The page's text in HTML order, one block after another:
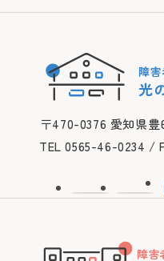
障
光
〒470-0376 愛知県
TEL 0565-46-0234 /
障害